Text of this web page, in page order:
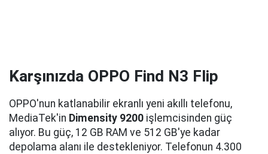
Karşınızda OPPO Find N3 Flip
OPPO'nun katlanabilir ekranlı yeni akıllı telefonu,
MediaTek'in Dimensity 9200 işlemcisinden güç
alıyor. Bu güç, 12 GB RAM ve 512 GB'ye kadar
depolama alanı ile destekleniyor. Telefonun 4.300